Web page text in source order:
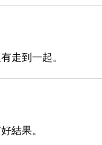
走到一起。
結果。